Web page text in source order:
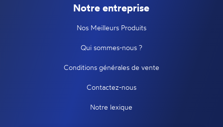
Notre entreprise
Nos Meilleurs Produits
Qui sommes-nous ?
Conditions générales de vente
Contactez-nous
Notre lexique